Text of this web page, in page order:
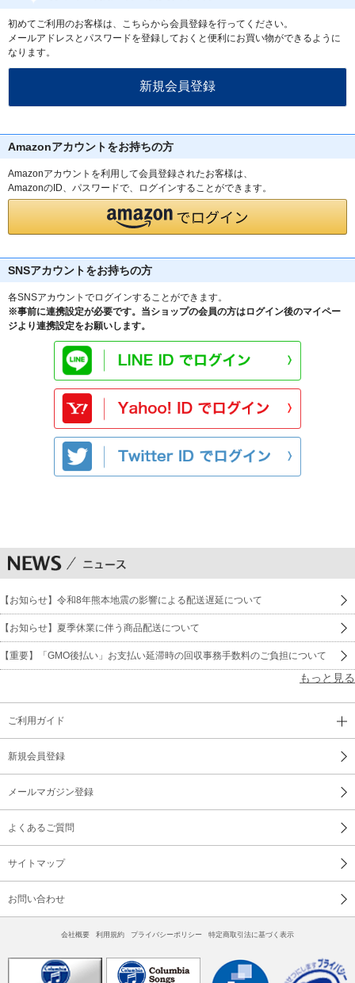
初めてご利用のお客様は、こちらから会員登録を行ってください。
メールアドレスとパスワードを登録しておくと便利にお買い物ができるように
なります。
Amazonアカウントをお持ちの方
Amazonアカウントを利用して会員登録されたお客様は、
AmazonのID、パスワードで、ログインすることができます。
SNSアカウントをお持ちの方
各SNSアカウントでログインすることができます。
※事前に連携設定が必要です。当ショップの会員の方はログイン後のマイペー
ジより連携設定をお願いします。
【お知らせ】令和8年熊本地震の影響による配送遅延について
【お知らせ】夏季休業に伴う商品配送について
【重要】「GMO後払い」お支払い延滞時の回収事務手数料のご負担について
もっと見る
ご利用ガイド
新規会員登録
メールマガジン登録
よくあるご質問
サイトマップ
お問い合わせ
会社概要 利用規約 プライバシーポリシー 特定商取引法に基づく表示